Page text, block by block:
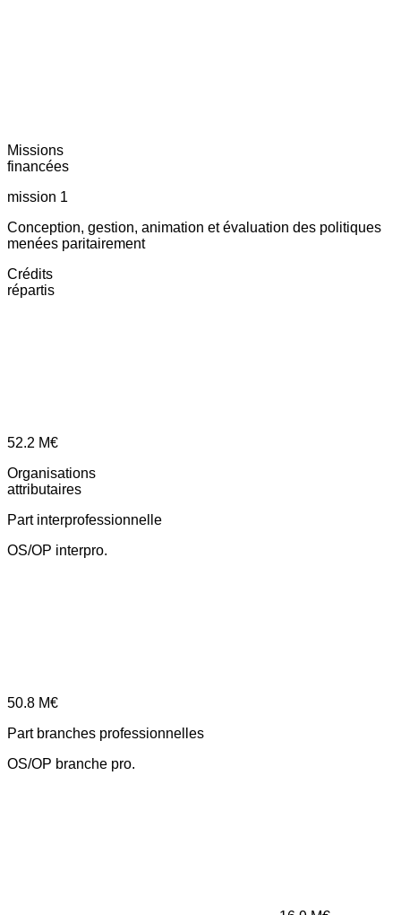
Missions
financées
mission 1
Conception, gestion, animation et évaluation des politiques
menées paritairement
Crédits
répartis
52.2 M€
Organisations
attributaires
Part interprofessionnelle
OS/OP interpro.
50.8 M€
Part branches professionnelles
OS/OP branche pro.